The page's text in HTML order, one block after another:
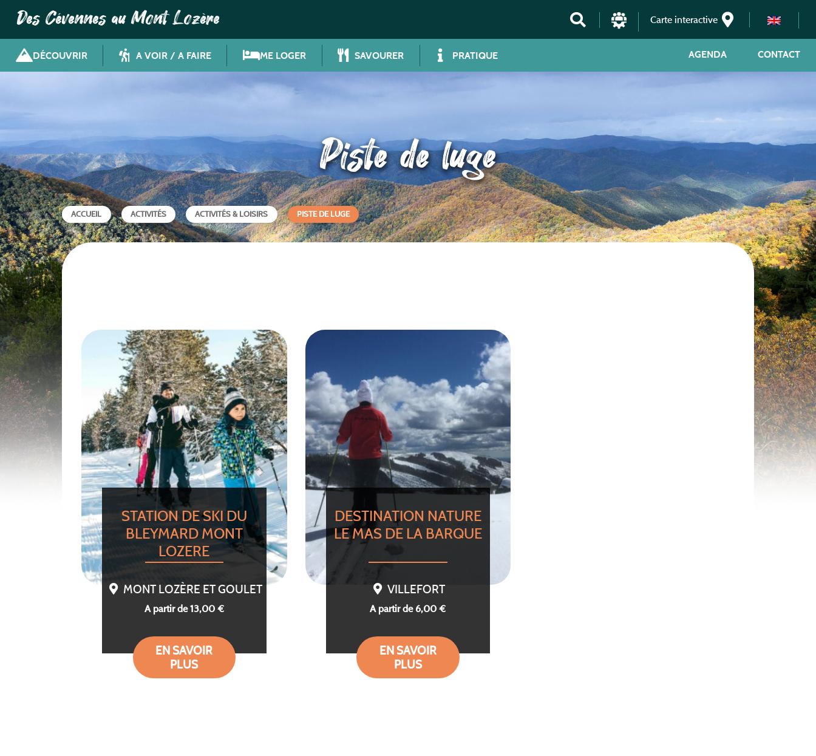
Des Cévennes au Mont Lozère Carte interactive
DÉCOUVRIR A VOIR / A FAIRE ME LOGER SAVOURER PRATIQUE CONTACT
AGENDA
Piste de luge
ACCUEIL ACTIVITÉS ACTIVITÉS & LOISIRS PISTE DE LUGE
STATION DE SKI DU
BLEYMARD MONT
LOZERE
MONT LOZÈRE ET GOULET
A partir de 13,00 €
EN SAVOIR
PLUS
DESTINATION NATURE
LE MAS DE LA BARQUE
VILLEFORT
A partir de 6,00 €
EN SAVOIR
PLUS